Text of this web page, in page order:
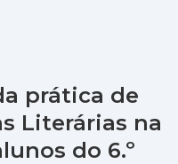
prática de
Literárias na
do 6.º